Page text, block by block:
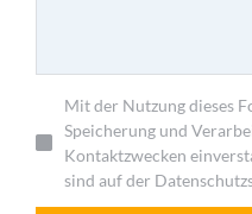
Mit der Nutzung dieses
Speicherung und
Kontaktzwecken
sind auf der